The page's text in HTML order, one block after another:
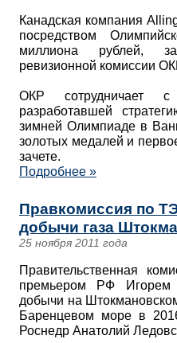
Канадская компания
посредством
миллиона рублей,
ревизионной комиссии
ОКР сотрудничает
разработавшей
зимней Олимпиаде в
золотых медалей и
зачете.
Подробнее »
Правкомиссия по
добычи газа
25 ноября 2011 года
Правительственная
премьером РФ Игорем
добычи на
Баренцевом море в
Роснедр Анатолий